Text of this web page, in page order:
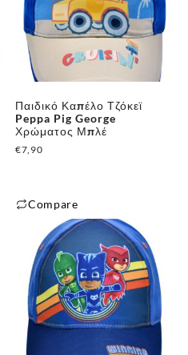
πολλαπλές
παραλλαγές.
επιλογές
να
επιλεγούν
στη
προϊόντος
Παιδικό Καπέλο Τζόκεϊ
Peppa Pig George
Χρώματος Μπλέ
€7,90
Compare
προϊόν
έχει
πολλαπλές
παραλλαγές.
Οι